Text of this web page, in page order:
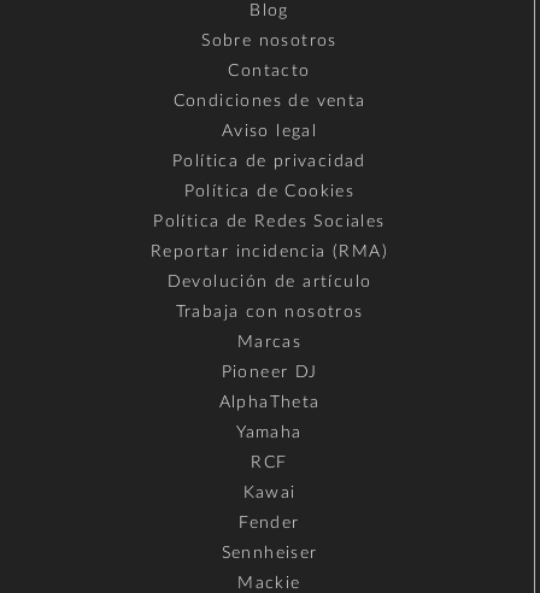
Blog
Sobre nosotros
Contacto
Condiciones de venta
Aviso legal
Política de privacidad
Política de Cookies
Política de Redes Sociales
Reportar incidencia (RMA)
Devolución de artículo
Trabaja con nosotros
Marcas
Pioneer DJ
AlphaTheta
Yamaha
RCF
Kawai
Fender
Sennheiser
Mackie